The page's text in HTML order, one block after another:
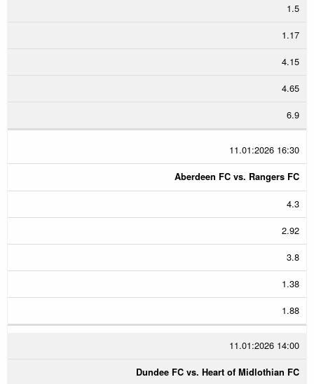
1.5
1.17
4.15
4.65
6.9
11.01:2026 16:30
Aberdeen FC vs. Rangers FC
4.3
2.92
3.8
1.38
1.88
11.01:2026 14:00
Dundee FC vs. Heart of Midlothian FC